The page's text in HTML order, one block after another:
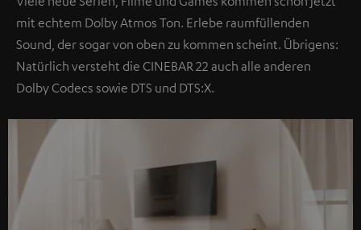
mit echtem Dolby Atmos Ton. Erlebe raumfüllenden
Sound, der sogar von oben zu kommen scheint. Übrigens:
Natürlich versteht die CINEBAR 22 auch alle anderen
Dolby Codecs sowie DTS und DTS:X.